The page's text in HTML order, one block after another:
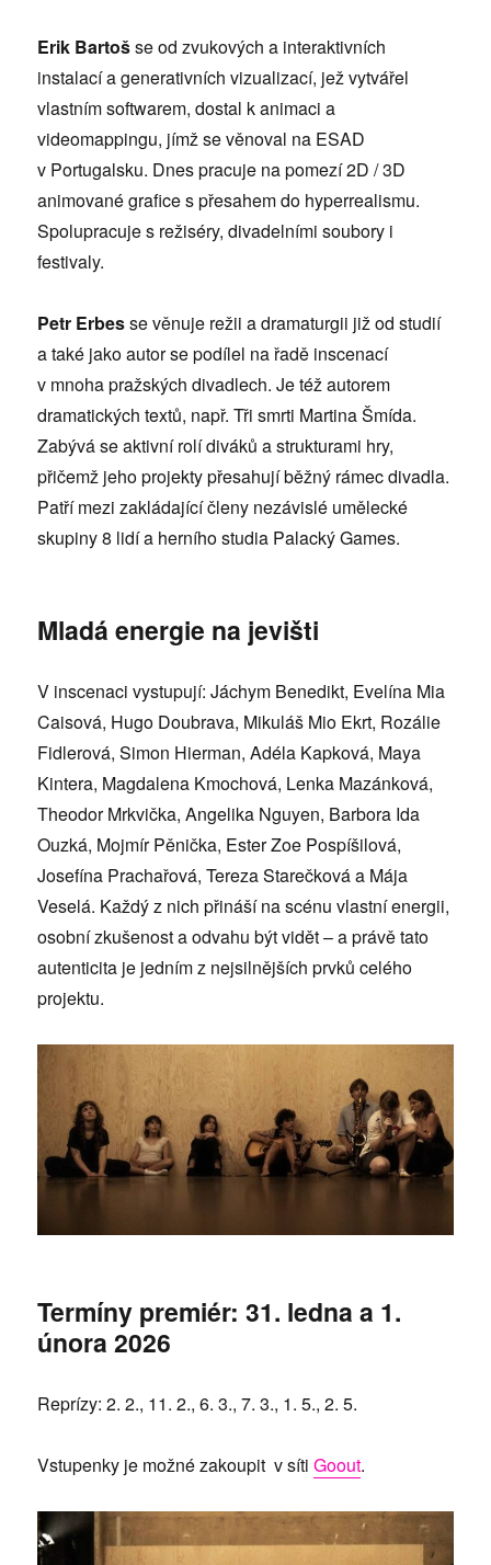
Erik Bartošse od zvukových a interaktivních
instalací a generativních vizualizací, jež vytvářel
vlastním softwarem, dostal k animaci a
videomappingu, jímž se věnoval na ESAD
v Portugalsku. Dnes pracuje na pomezí 2D / 3D
animované grafice s přesahem do hyperrealismu.
Spolupracuje s režiséry, divadelními soubory i
festivaly.
Petr Erbesse věnuje režii a dramaturgii již od studií
a také jako autor se podílel na řadě inscenací
v mnoha pražských divadlech. Je též autorem
dramatických textů, např. Tři smrti Martina Šmída.
Zabývá se aktivní rolí diváků a strukturami hry,
přičemž jeho projekty přesahují běžný rámec divadla.
Patří mezi zakládající členy nezávislé umělecké
skupiny 8 lidí a herního studia Palacký Games.
Mladá energie na jevišti
V inscenaci vystupují: Jáchym Benedikt, Evelína Mia
Caisová, Hugo Doubrava, Mikuláš Mio Ekrt, Rozálie
Fidlerová, Simon Hierman, Adéla Kapková, Maya
Kintera, Magdalena Kmochová, Lenka Mazánková,
Theodor Mrkvička, Angelika Nguyen, Barbora Ida
Ouzká, Mojmír Pěnička, Ester Zoe Pospíšilová,
Josefína Prachařová, Tereza Starečková a Mája
Veselá. Každý z nich přináší na scénu vlastní energii,
osobní zkušenost a odvahu být vidět – a právě tato
autenticita je jedním z nejsilnějších prvků celého
projektu.
Termíny premiér: 31. ledna a 1.
února 2026
Reprízy: 2. 2., 11. 2., 6. 3., 7. 3., 1. 5., 2. 5.
Vstupenky je možné zakoupit v sítiGoout.